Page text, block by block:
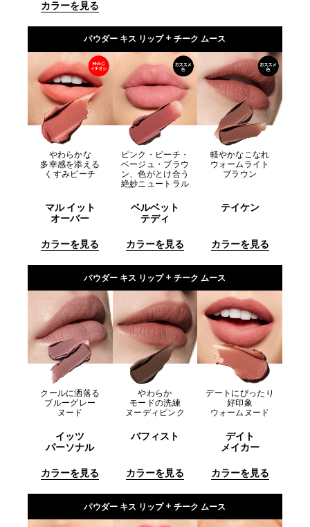
カラーを見る
パウダー キス リップ + チーク ムース
やわらかな
多幸感を添える
くすみピーチ
マル イット
オーバー
カラーを見る
ピンク・ピーチ・
ベージュ・ブラウ
ン、色がとけ合う
絶妙ニュートラル
ベルベット
テディ
カラーを見る
軽やかなこなれ
ウォームライト
ブラウン
テイケン
カラーを見る
パウダー キス リップ + チーク ムース
クールに洒落る
ブルーグレー
ヌード
イッツ
パーソナル
カラーを見る
やわらか
モードの洗練
ヌーディピンク
バフィスト
カラーを見る
デートにぴったり
好印象
ウォームヌード
デイト
メイカー
カラーを見る
パウダー キス リップ + チーク ムース